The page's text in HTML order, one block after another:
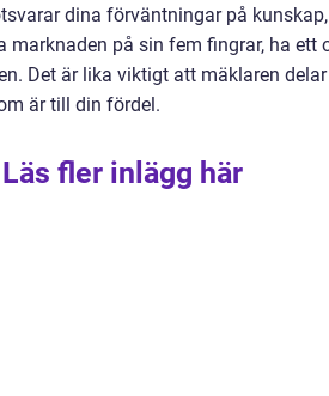
dina förväntningar på
marknaden på sin fem fingrar, ha ett
Det är lika viktigt att mäklaren
är till din fördel.
Läs fler inlägg här